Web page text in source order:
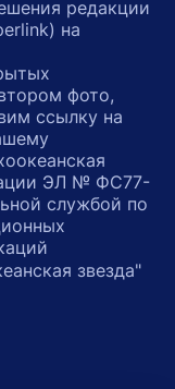
редакции
на
фото,
ссылку на
ЭЛ № ФС77-
службой по
звезда"